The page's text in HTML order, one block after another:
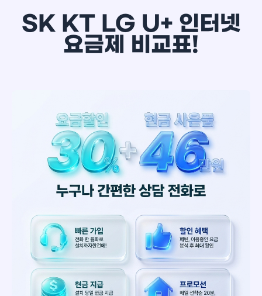
SK KT LG U+ 인터넷
요금제 비교표!